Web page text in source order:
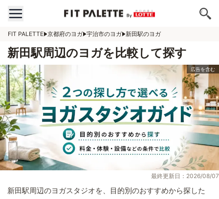
FIT PALETTE 京都府のヨガ 宇治市のヨガ 新田駅のヨガ
新田駅周辺のヨガを比較して探す
最終更新日：2026/08/07
新田駅周辺のヨガスタジオを、目的別のおすすめから探した